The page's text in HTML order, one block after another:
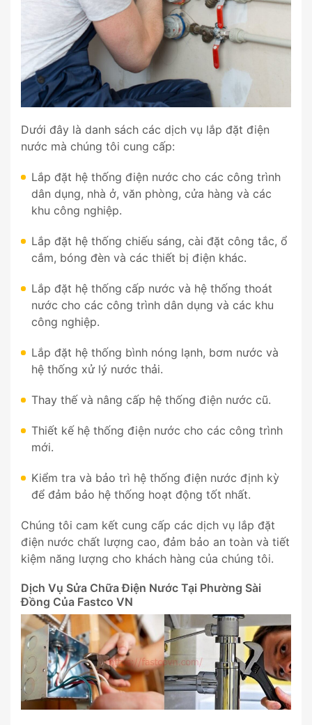
Dưới đây là danh sách các dịch vụ lắp đặt điện
nước mà chúng tôi cung cấp:
Lắp đặt hệ thống điện nước cho các công trình
dân dụng, nhà ở, văn phòng, cửa hàng và các
khu công nghiệp.
Lắp đặt hệ thống chiếu sáng, cài đặt công tắc, ổ
cắm, bóng đèn và các thiết bị điện khác.
Lắp đặt hệ thống cấp nước và hệ thống thoát
nước cho các công trình dân dụng và các khu
công nghiệp.
Lắp đặt hệ thống bình nóng lạnh, bơm nước và
hệ thống xử lý nước thải.
Thay thế và nâng cấp hệ thống điện nước cũ.
Thiết kế hệ thống điện nước cho các công trình
mới.
Kiểm tra và bảo trì hệ thống điện nước định kỳ
để đảm bảo hệ thống hoạt động tốt nhất.
Chúng tôi cam kết cung cấp các dịch vụ lắp đặt
điện nước chất lượng cao, đảm bảo an toàn và tiết
kiệm năng lượng cho khách hàng của chúng tôi.
Dịch Vụ Sửa Chữa Điện Nước Tại Phường Sài
Đồng Của Fastco VN